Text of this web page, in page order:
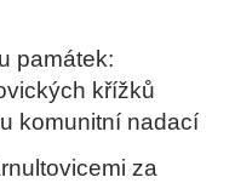
památek:
křížků
komunitní nadací
za